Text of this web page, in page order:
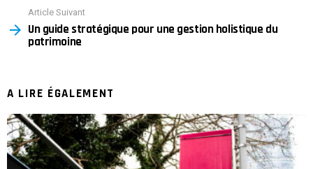
Article Suivant
Un guide stratégique pour une gestion holistique du
patrimoine
A LIRE ÉGALEMENT